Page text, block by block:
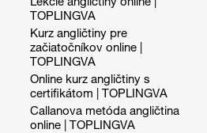
Lekcie angličtiny online |
TOPLINGVA
Kurz angličtiny pre
začiatočníkov online |
TOPLINGVA
Online kurz angličtiny s
certifikátom | TOPLINGVA
Callanova metóda angličtina
online | TOPLINGVA